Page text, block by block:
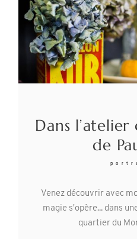
Dans l’atelier
de
Venez découvrir avec
magie s'opère... dans
quartier du